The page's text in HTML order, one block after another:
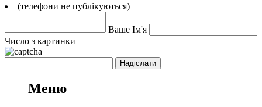
(телефони не публікуються)
Ваше Ім'я
Число з картинки
Меню